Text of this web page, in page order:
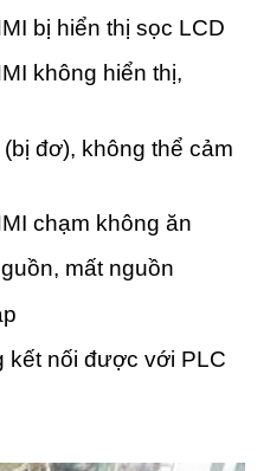
bị hiển thị sọc LCD
không hiển thị,
đơ), không thể cảm
chạm không ăn
mất nguồn
kết nối được với PLC